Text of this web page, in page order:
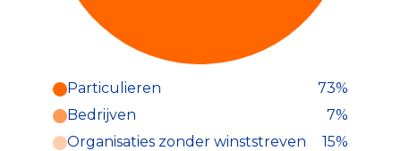
Particulieren (73%)
Deze inkomsten zijn als volgt
onderverdeeld:
Particulieren
73%
Bedrijven
7%
Organisaties zonder winststreven
15%